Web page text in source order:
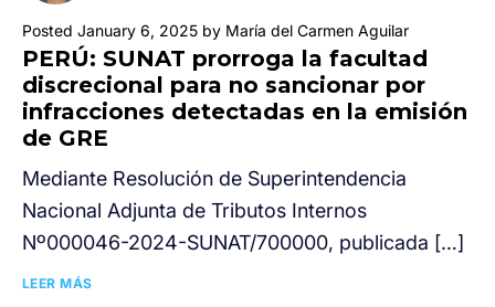
Posted January 6, 2025 by María del Carmen Aguilar
PERÚ: SUNAT prorroga la facultad
discrecional para no sancionar por
infracciones detectadas en la emisión
de GRE
Mediante Resolución de Superintendencia
Nacional Adjunta de Tributos Internos
Nº000046-2024-SUNAT/700000, publicada […]
LEER MÁS